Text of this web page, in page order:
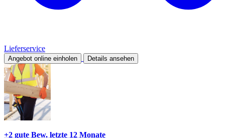
Lieferservice
Angebot online einholen Details ansehen
+2 gute Bew. letzte 12 Monate